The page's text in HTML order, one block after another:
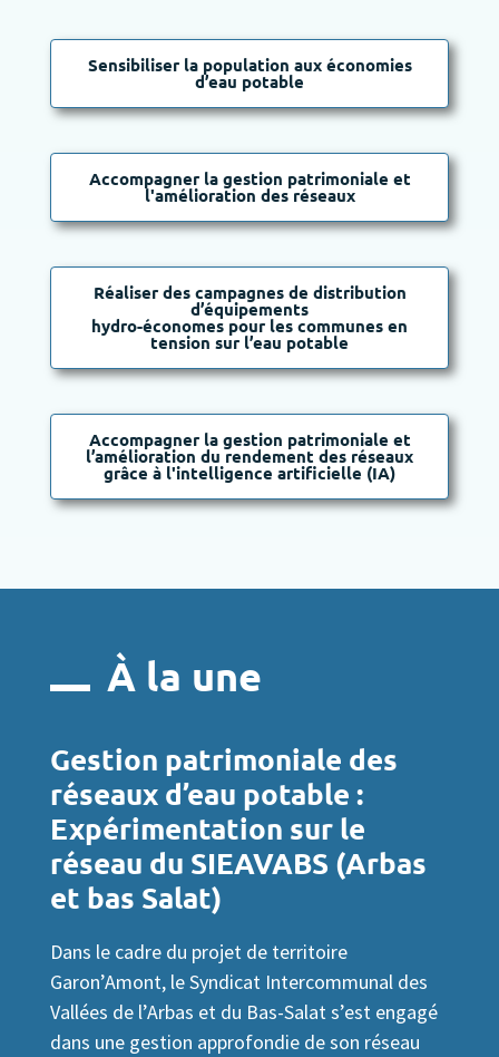
Sensibiliser la population aux économies
d’eau potable
Accompagner la gestion patrimoniale et
l'amélioration des réseaux
Réaliser des campagnes de distribution
d’équipements
hydro-économes pour les communes en
tension sur l’eau potable
Accompagner la gestion patrimoniale et
l’amélioration du rendement des réseaux
grâce à l'intelligence artificielle (IA)
À la une
Gestion patrimoniale des
réseaux d’eau potable :
Expérimentation sur le
réseau du SIEAVABS (Arbas
et bas Salat)
Dans le cadre du projet de territoire
Garon’Amont, le Syndicat Intercommunal des
Vallées de l’Arbas et du Bas-Salat s’est engagé
dans une gestion approfondie de son réseau